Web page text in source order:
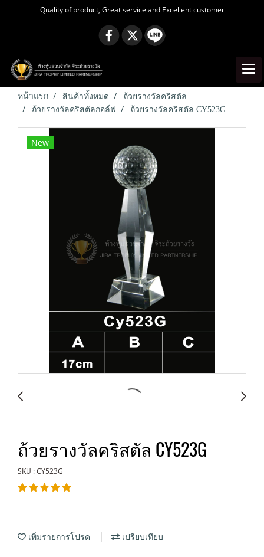
Quality of product, Great service and Excellent customer
หน้าแรก สินค้าทั้งหมด
ถ้วยรางวัลคริสตัล
ถ้วยรางวัลคริสตัลกอล์ฟ
ถ้วยรางวัลคริสตัล CY523G
New
ถ้วยรางวัลคริสตัล CY523G
SKU : CY523G
เพิ่มรายการโปรด เปรียบเทียบ